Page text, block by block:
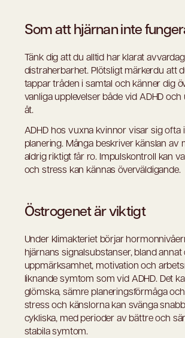
Som att hjärnan inte
Tänk dig att du alltid har klarat
distraherbarhet. Plötsligt märkerdu att
tappar tråden i samtal och känner dig
vanliga upplevelser både vid ADHD
åt.
ADHD hos vuxna kvinnor visar sig
planering. Många beskriver känslan
aldrig riktigt får ro. Impulskontroll kan
och stress kan kännas överväldigande.
Östrogenet är viktigt
Under klimakteriet börjar
hjärnans signalsubstanser, bland
uppmärksamhet, motivation och
liknande symtom som vid ADHD. Det
glömska, sämre planeringsförmåga
stress och känslorna kan svänga
cykliska, med perioder av bättre och
stabila symtom.